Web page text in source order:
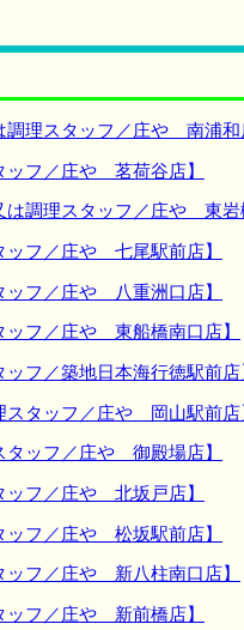
理スタッフ／庄や 南浦和
フ／庄や 茗荷谷店】
調理スタッフ／庄や 東岩
フ／庄や 七尾駅前店】
フ／庄や 八重洲口店】
フ／庄や 東船橋南口店】
フ／築地日本海行徳駅前店
タッフ／庄や 岡山駅前店
ッフ／庄や 御殿場店】
フ／庄や 北坂戸店】
フ／庄や 松坂駅前店】
フ／庄や 新八柱南口店】
フ／庄や 新前橋店】